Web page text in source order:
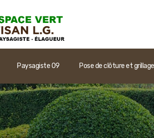
Paysagiste 09 Pose de clôture et